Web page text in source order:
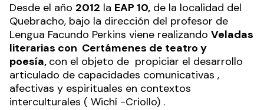
Desde el año 2012 la EAP 10, de la localidad del
Quebracho, bajo la dirección del profesor de
Lengua Facundo Perkins viene realizando Veladas
literarias con Certámenes de teatro y
poesía, con el objeto de propiciar el desarrollo
articulado de capacidades comunicativas ,
afectivas y espirituales en contextos
interculturales ( Wichí -Criollo) .